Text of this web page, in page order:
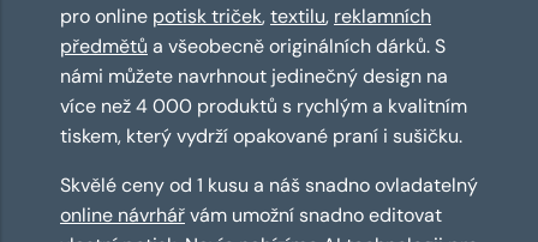
pro online potisk triček,textilu, reklamních
předmětů a všeobecně originálních dárků. S
námi můžete navrhnout jedinečný design na
více než 4 000 produktů s rychlým a kvalitním
tiskem, který vydrží opakované praní i sušičku.
Skvělé ceny od 1 kusu a náš snadno ovladatelný
online návrhářvám umožní snadno editovat